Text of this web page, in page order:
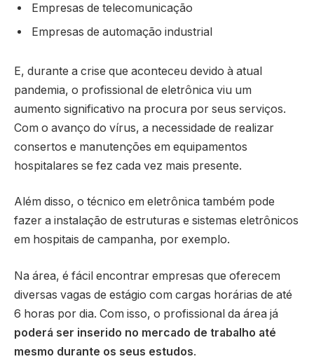
Empresas de telecomunicação
Empresas de automação industrial
E, durante a crise que aconteceu devido à atual
pandemia, o profissional de eletrônica viu um
aumento significativo na procura por seus serviços.
Com o avanço do vírus, a necessidade de realizar
consertos e manutenções em equipamentos
hospitalares se fez cada vez mais presente.
Além disso, o técnico em eletrônica também pode
fazer a instalação de estruturas e sistemas eletrônicos
em hospitais de campanha, por exemplo.
Na área, é fácil encontrar empresas que oferecem
diversas vagas de estágio com cargas horárias de até
6 horas por dia. Com isso, o profissional da área já
poderá ser inserido no mercado de trabalho até
mesmo durante os seus estudos.